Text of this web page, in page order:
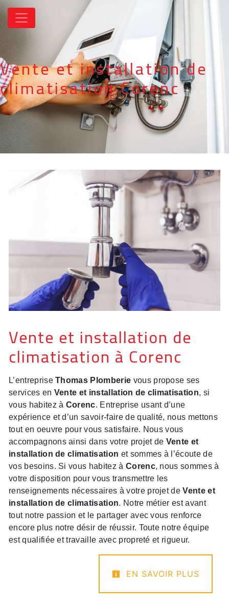
Panneau de gestion des cookies
Vente et installation de
climatisation Corenc
Vente et installation de
climatisation à Corenc
L’entrepriseThomas Plomberie vous propose ses
services en Vente et installation de climatisation, si
vous habitez à Corenc. Entreprise usant d’une
expérience et d’un savoir-faire de qualité, nous mettons
tout en oeuvre pour vous satisfaire. Nous vous
accompagnons ainsi dans votre projet de Vente et
installation de climatisation et sommes à l’écoute de
vos besoins. Si vous habitez à Corenc, nous sommes à
votre disposition pour vous transmettre les
renseignements nécessaires à votre projet deVente et
installation de climatisation. Notre métier est avant
tout notre passion et le partager avec vous renforce
encore plus notre désir de réussir. Toute notre équipe
est qualifiée et travaille avec propreté et rigueur.
EN SAVOIR PLUS